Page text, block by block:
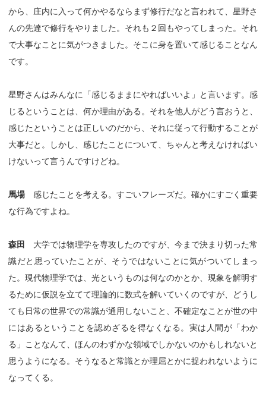
から、庄内に入って何かやるならまず修行だなと言われて、星野さ
んの先達で修行をやりました。それも２回もやってしまった。それ
で大事なことに気がつきました。そこに身を置いて感じることなん
です。
星野さんはみんなに「感じるままにやればいいよ」と言います。感
じるということは、何か理由がある。それを他人がどう言おうと、
感じたということは正しいのだから、それに従って行動することが
大事だと。しかし、感じたことについて、ちゃんと考えなければい
けないって言うんですけどね。
馬場感じたことを考える。すごいフレーズだ。確かにすごく重要
な行為ですよね。
森田
大学では物理学を専攻したのですが、今まで決まり切った常
識だと思っていたことが、そうではないことに気がついてしまっ
た。現代物理学では、光というものは何なのかとか、現象を解明す
るために仮説を立てて理論的に数式を解いていくのですが、どうし
ても日常の世界での常識が通用しないこと、不確定なことが世の中
にはあるということを認めざるを得なくなる。実は人間が「わか
る」ことなんて、ほんのわずかな領域でしかないのかもしれないと
思うようになる。そうなると常識とか理屈とかに捉われないように
なってくる。